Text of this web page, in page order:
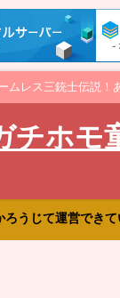
レス三銃士伝説！
ホモ
うじて運営でき